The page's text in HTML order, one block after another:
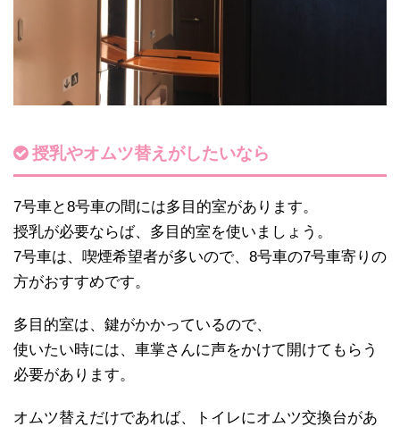
授乳やオムツ替えがしたいなら
7号車と8号車の間には多目的室があります。
授乳が必要ならば、多目的室を使いましょう。
7号車は、喫煙希望者が多いので、8号車の7号車寄りの
方がおすすめです。
多目的室は、鍵がかかっているので、
使いたい時には、車掌さんに声をかけて開けてもらう
必要があります。
オムツ替えだけであれば、トイレにオムツ交換台があ